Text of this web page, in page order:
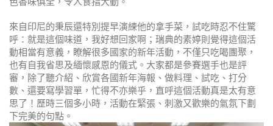
來自印尼的秉辰還特別提早演練他的拿手菜，試吃時忍不住驚
呼：就是這個味道，我好想回家啊；瑞典的素婷則覺得這個活
動相當有意義，瞭解很多國家的新年活動，不僅只吃喝團聚，
也有自我省思及緬懷感恩的儀式。大家都是參賽選手也是評
審，除了聽介紹、欣賞各國新年海報、做料理、試吃、打分
數、還要寫學習單，忙得不亦樂乎，直呼這個活動真是太有意
思了！歷時三個多小時，活動在緊張、刺激又歡樂的氣氛下劃
下完美的句點。